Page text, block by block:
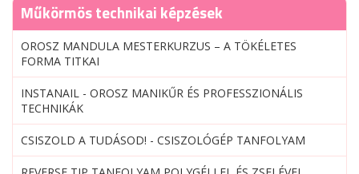
Műkörmös technikai képzések
OROSZ MANDULA MESTERKURZUS – A TÖKÉLETES
FORMA TITKAI
INSTANAIL - OROSZ MANIKŰR ÉS PROFESSZIONÁLIS
TECHNIKÁK
CSISZOLD A TUDÁSOD! - CSISZOLÓGÉP TANFOLYAM